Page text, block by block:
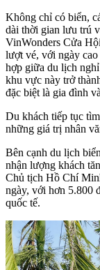
Không chỉ có biển,
dài thời gian lưu trú
VinWonders Cửa
lượt vé, với ngày
hợp giữa du lịch
khu vực này trở
đặc biệt là gia đình
Du khách tiếp tục
những giá trị nhân
Bên cạnh du lịch
nhận lượng khách
Chủ tịch Hồ Chí
ngày, với hơn 5.800
quốc tế.